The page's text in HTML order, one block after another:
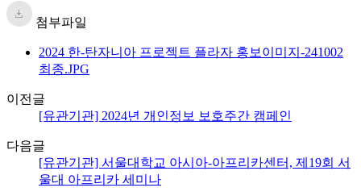
첨부파일
2024 한-탄자니아 프로젝트 플라자 홍보이미지-241002
최종.JPG
이전글
[유관기관] 2024년 개인정보 보호주간 캠페인
다음글
[유관기관] 서울대학교 아시아-아프리카센터, 제19회 서
울대 아프리카 세미나